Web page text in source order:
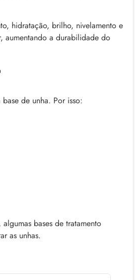
hidratação, brilho, nivelamento e
aumentando a durabilidade do
de unha. Por isso:
bases de tratamento
as unhas.